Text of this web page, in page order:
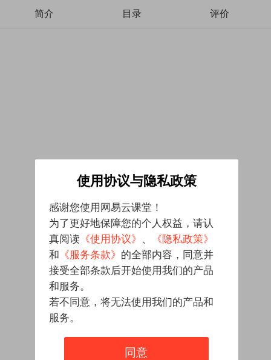
简介 目录 评价
使用协议与隐私政策
感谢您使用网易云课堂！
为了更好地保障您的个人权益，请认
真阅读 《使用协议》 、
《隐私政策》
和 《服务条款》 的全部内容，同意并
接受全部条款后开始使用我们的产品
和服务。
若不同意，将无法使用我们的产品和
服务。
同意